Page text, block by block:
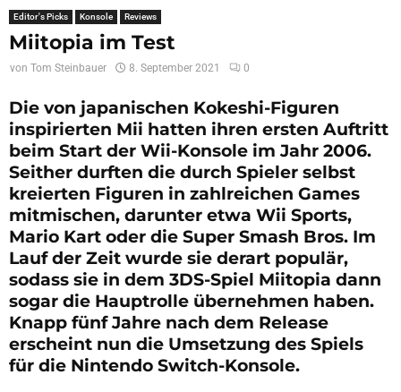
Editor's Picks Konsole Reviews
Miitopia im Test
von Tom Steinbauer 8. September 2021 0
Die von japanischen Kokeshi-Figuren
inspirierten Mii hatten ihren ersten Auftritt
beim Start der Wii-Konsole im Jahr 2006.
Seither durften die durch Spieler selbst
kreierten Figuren in zahlreichen Games
mitmischen, darunter etwa Wii Sports,
Mario Kart oder die Super Smash Bros. Im
Lauf der Zeit wurde sie derart populär,
sodass sie in dem 3DS-Spiel Miitopia dann
sogar die Hauptrolle übernehmen haben.
Knapp fünf Jahre nach dem Release
erscheint nun die Umsetzung des Spiels
für die Nintendo Switch-Konsole.